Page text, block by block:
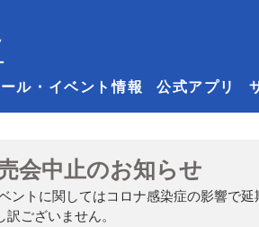
ル・イベント情報 公式アプリ
会中止のお知らせ
ントに関してはコロナ感染症の影響で延
ございません。